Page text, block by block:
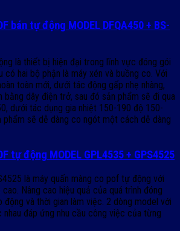
bán tự động MODEL DFQA450 + BS-
là thiết bị hiện đại trong lĩnh vực đóng gói
có hai bộ phận là máy xén và buồng co. Với
toàn mới, dưới tác động gấp nhẹ nhàng,
bằng dây điện trở, sau đó sản phẩm sẽ đi qua
dưới tác dụng gia nhiệt 150-190 độ 150-
phẩm sẽ dễ dàng co ngót một cách dễ dàng
tự động MODEL GPL4535 + GPS4525
là máy quấn màng co pof tự động với
Nâng cao hiệu quả của quá trình đóng
và thời gian làm việc. 2 dòng model với
nhau đáp ứng nhu cầu công việc của từng